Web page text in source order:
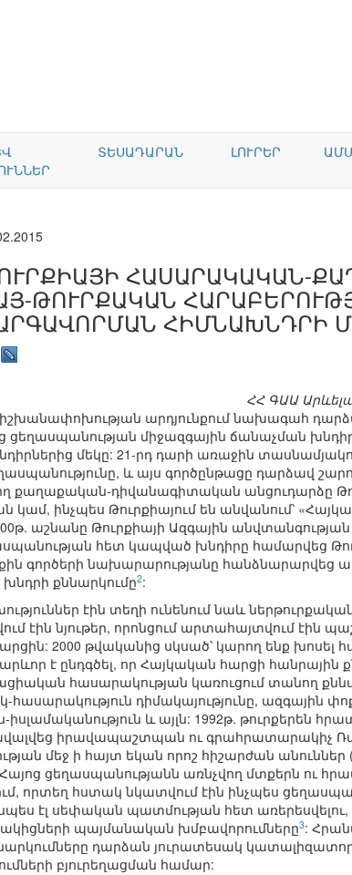
ՏԵՍԱԴԱՐԱՆ ԼՈՒՐԵՐ
ՀԱՍԱՐԱԿԱԿԱՆ-
ԹՈՒՐՔԱԿԱՆ
ՀԻՄՆԱԽՆԴՐԻ
ՀՀ ԳԱԱ
արդյունքում նախագահ
միջազգային ճանաչման
մեկը: 21-րդ դարի առաջին
և այս գործընթացը դարձավ
քաղաքական-դիվանագիտական անցուդարձը
կամ, ինչպես Թուրքիայում են անվանում՝
աշնանը Թուրքիայի Ազգային
հետ կապված խնդիրը համարվեց
գործերի նախարարությանը հանձնարարվեց
քննարկումը2:
էին տեղի ունենում նաև
էին նյութեր, որոնցում արտահայտվում էին
2000 թվականից սկսած՝ կարող ենք խոսել
է ընդգծել, որ Հայկական հարցի հանրային
հասարակության կառուցում տանող
դիմակայությունը, ազգային
իսլամականություն և այլն: 1992թ. թուրքերեն
իրավապաշտպան ու գրահրատարակիչ
մեջ ի հայտ եկան որոշ հիշարժան
Հայոց ցեղասպանությանն առնչվող մտքերն ու
որտեղ հստակ նկատվում էին ինչպես
էլ սեփական պատմության հետ առերեսվելու,
պայմանական խմբավորումները3:
դարձան յուրատեսակ
բյուրեղացման համար: